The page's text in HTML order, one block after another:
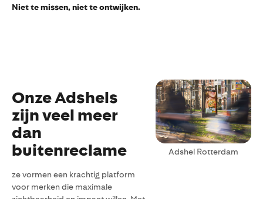
Niet te missen, niet te ontwijken.
Adshel Rotterdam
Onze Adshels
zijn veel meer
dan
buitenreclame
ze vormen een krachtig platform
voor merken die maximale